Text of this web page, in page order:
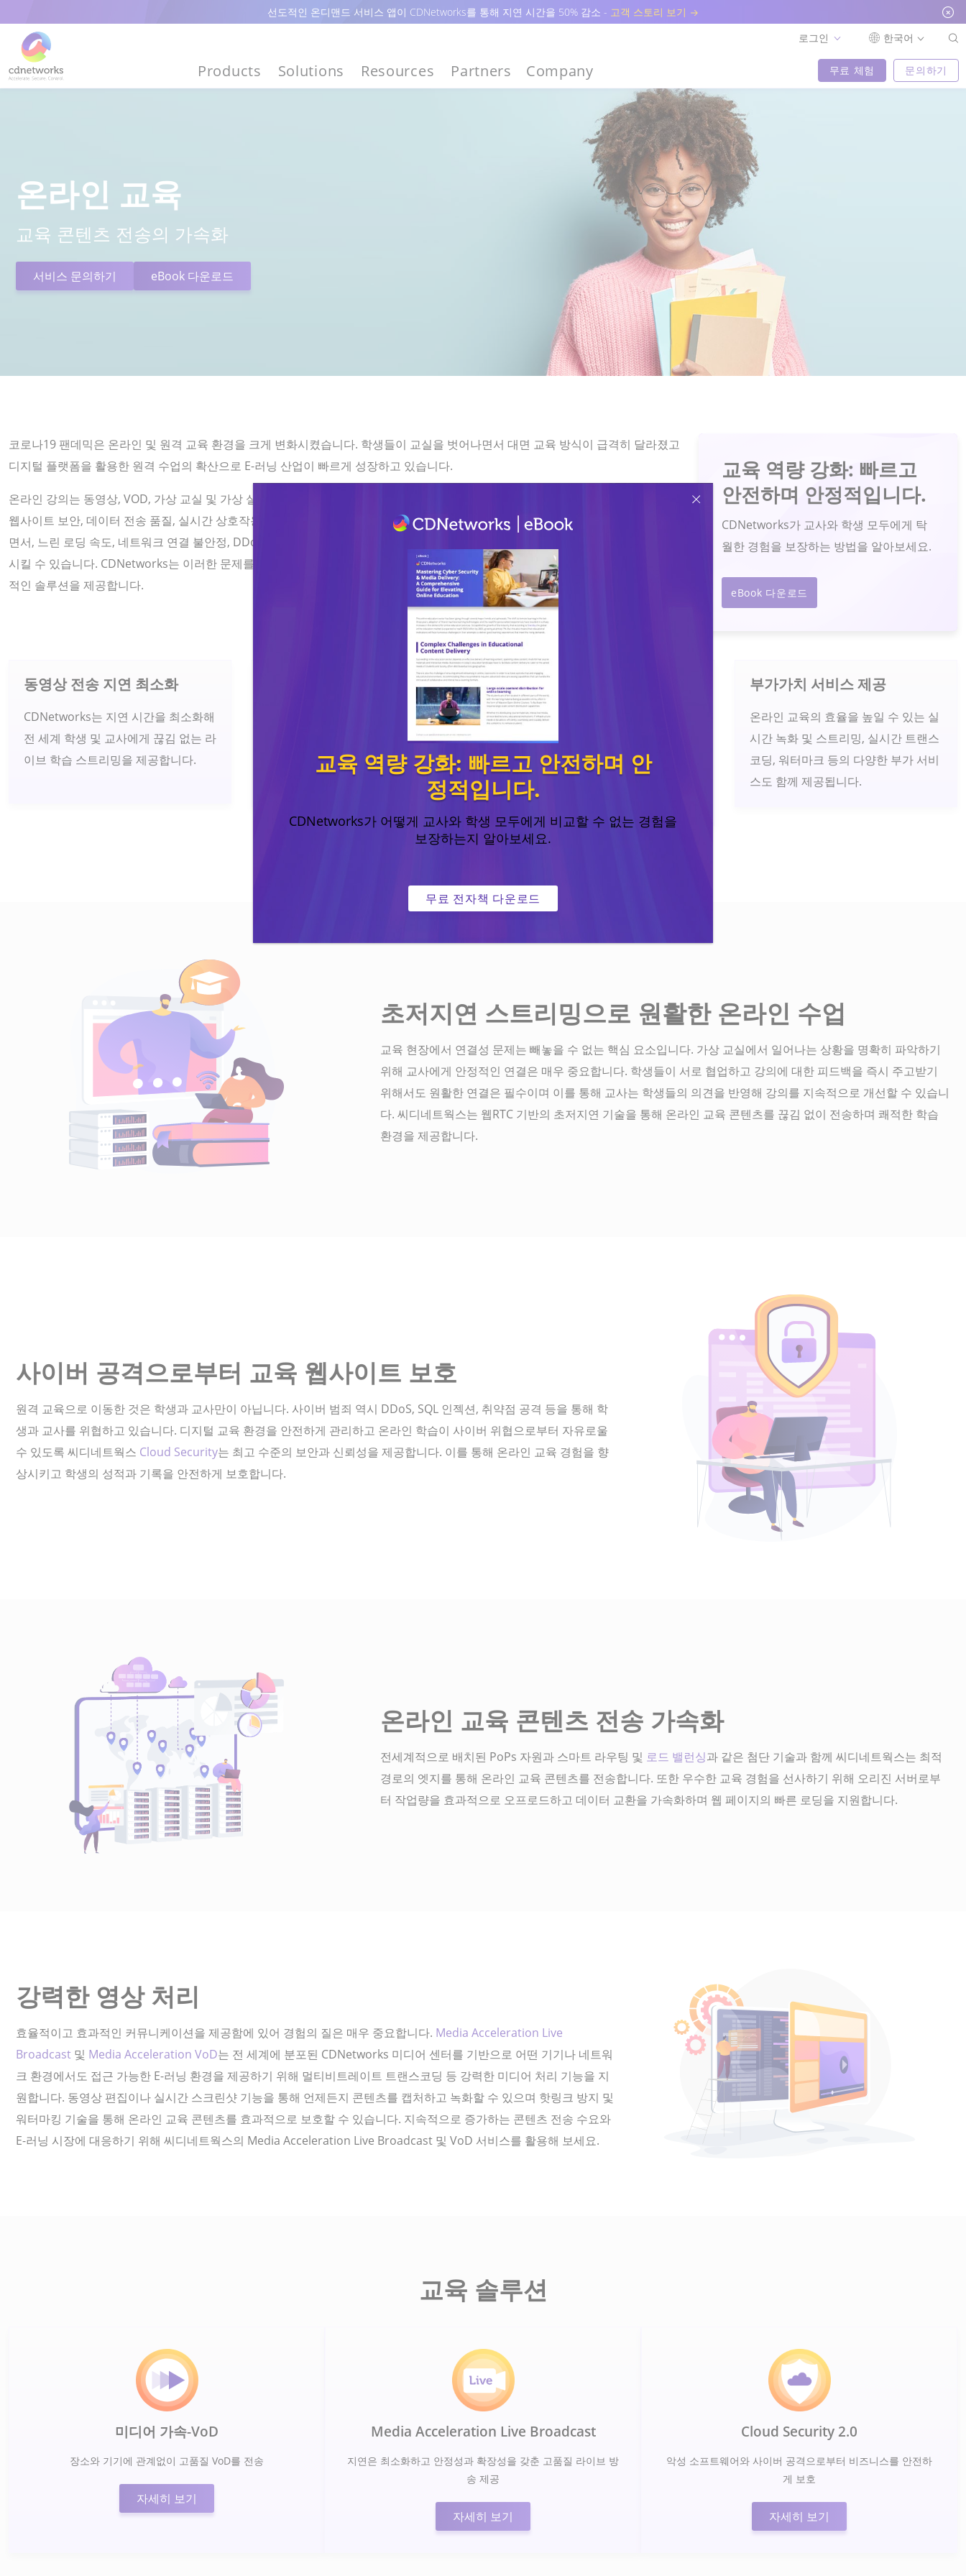
선도적인 온디맨드 서비스 앱이 CDNetworks를 통해 지연 시간을 50% 감소 - 고객 스토리 보기
로그인
한국어
Products Solutions Resources Partners Company 무료 체험 문의하기
온라인 교육
교육 콘텐츠 전송의 가속화
서비스 문의하기 eBook 다운로드
코로나19 팬데믹은 온라인 및 원격 교육 환경을 크게 변화시켰습니다. 학생들이 교실을 벗어나면서 대면 교육 방식이 급격히 달라졌고
디지털 플랫폼을 활용한 원격 수업의 확산으로 E-러닝 산업이 빠르게 성장하고 있습니다.
온라인 강의는 동영상, VOD, 가상 교실 및 가상 실험실 등 다양한 콘텐츠를 포함하고 있습니다. 이러한 온라인 수업 환경은 전송 속도,
웹사이트 보안, 데이터 전송 품질, 실시간 상호작용 등에서 높은 기준을 요구합니다. 이처럼 오프라인 학습에서 온라인 학습으로 전환되
면서, 느린 로딩 속도, 네트워크 연결 불안정, DDoS 공격 등 기술적인 문제는 원격 수업의 흐름을 방해하고 학생들의 학습 효과를 저하
시킬 수 있습니다. CDNetworks는 이러한 문제를 해결하기 위해 학생과 교사 모두가 높은 품질의 온라인 수업을 경험할 수 있도록 포괄
적인 솔루션을 제공합니다.
교육 역량 강화: 빠르고
안전하며 안정적입니다.
CDNetworks가 교사와 학생 모두에게 탁
월한 경험을 보장하는 방법을 알아보세요.
eBook 다운로드
동영상 전송 지연 최소화
CDNetworks는 지연 시간을 최소화해
전 세계 학생 및 교사에게 끊김 없는 라
이브 학습 스트리밍을 제공합니다.
CDNetworks 클라우드는 보안과 안정
성을 바탕으로 온라인 수업 환경을 효
과적으로 보호합니다.
전 세계적으로 풍부한 PoP 리
소스
한 씨디네트웍스는 교육 웹사이트와
콘텐츠를 빠르게 전달하고 온라인 강
의 품질을 향상시킵니다.
부가가치 서비스 제공
온라인 교육의 효율을 높일 수 있는 실
시간 녹화 및 스트리밍, 실시간 트랜스
코딩, 워터마크 등의 다양한 부가 서비
스도 함께 제공됩니다.
초저지연 스트리밍으로 원활한 온라인 수업
교육 현장에서 연결성 문제는 빼놓을 수 없는 핵심 요소입니다. 가상 교실에서 일어나는 상황을 명확히 파악하기
위해 교사에게 안정적인 연결은 매우 중요합니다. 학생들이 서로 협업하고 강의에 대한 피드백을 즉시 주고받기
위해서도 원활한 연결은 필수이며 이를 통해 교사는 학생들의 의견을 반영해 강의를 지속적으로 개선할 수 있습니
다. 씨디네트웍스는 웹RTC 기반의 초저지연 기술을 통해 온라인 교육 콘텐츠를 끊김 없이 전송하며 쾌적한 학습
환경을 제공합니다.
사이버 공격으로부터 교육 웹사이트 보호
원격 교육으로 이동한 것은 학생과 교사만이 아닙니다. 사이버 범죄 역시 DDoS, SQL 인젝션, 취약점 공격 등을 통해 학
생과 교사를 위협하고 있습니다. 디지털 교육 환경을 안전하게 관리하고 온라인 학습이 사이버 위협으로부터 자유로울
수 있도록 씨디네트웍스 Cloud Security는 최고 수준의 보안과 신뢰성을 제공합니다. 이를 통해 온라인 교육 경험을 향
상시키고 학생의 성적과 기록을 안전하게 보호합니다.
온라인 교육 콘텐츠 전송 가속화
전세계적으로 배치된 PoPs 자원과 스마트 라우팅 및 로드 밸런싱과 같은 첨단 기술과 함께 씨디네트웍스는 최적
경로의 엣지를 통해 온라인 교육 콘텐츠를 전송합니다. 또한 우수한 교육 경험을 선사하기 위해 오리진 서버로부
터 작업량을 효과적으로 오프로드하고 데이터 교환을 가속화하며 웹 페이지의 빠른 로딩을 지원합니다.
강력한 영상 처리
효율적이고 효과적인 커뮤니케이션을 제공함에 있어 경험의 질은 매우 중요합니다. Media Acceleration Live
Broadcast 및 Media Acceleration VoD는 전 세계에 분포된 CDNetworks 미디어 센터를 기반으로 어떤 기기나 네트워
크 환경에서도 접근 가능한 E-러닝 환경을 제공하기 위해 멀티비트레이트 트랜스코딩 등 강력한 미디어 처리 기능을 지
원합니다. 동영상 편집이나 실시간 스크린샷 기능을 통해 언제든지 콘텐츠를 캡처하고 녹화할 수 있으며 핫링크 방지 및
워터마킹 기술을 통해 온라인 교육 콘텐츠를 효과적으로 보호할 수 있습니다. 지속적으로 증가하는 콘텐츠 전송 수요와
E-러닝 시장에 대응하기 위해 씨디네트웍스의 Media Acceleration Live Broadcast 및 VoD 서비스를 활용해 보세요.
교육 솔루션
미디어 가속-VoD
장소와 기기에 관계없이 고품질 VoD를 전송
자세히 보기
Media Acceleration Live Broadcast
지연은 최소화하고 안정성과 확장성을 갖춘 고품질 라이브 방
송 제공
자세히 보기
Cloud Security 2.0
악성 소프트웨어와 사이버 공격으로부터 비즈니스를 안전하
게 보호
자세히 보기
교육 역량 강화: 빠르고 안전하며 안
정적입니다.
CDNetworks가 어떻게 교사와 학생 모두에게 비교할 수 없는 경험을
보장하는지 알아보세요.
무료 전자책 다운로드